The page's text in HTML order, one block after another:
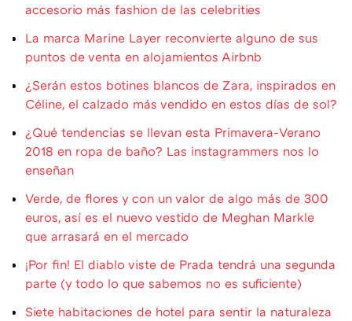
accesorio más fashion de las celebrities
La marca Marine Layer reconvierte alguno de sus
puntos de venta en alojamientos Airbnb
¿Serán estos botines blancos de Zara, inspirados en
Céline, el calzado más vendido en estos días de sol?
¿Qué tendencias se llevan esta Primavera-Verano
2018 en ropa de baño? Las instagrammers nos lo
enseñan
Verde, de flores y con un valor de algo más de 300
euros, así es el nuevo vestido de Meghan Markle
que arrasará en el mercado
¡Por fin! El diablo viste de Prada tendrá una segunda
parte (y todo lo que sabemos no es suficiente)
Siete habitaciones de hotel para sentir la naturaleza